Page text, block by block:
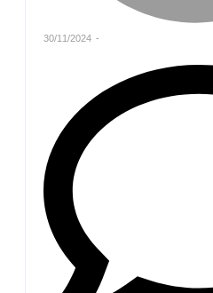
30/11/2024 -